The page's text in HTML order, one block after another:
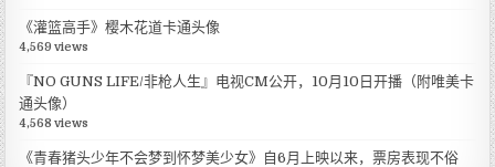
《灌篮高手》樱木花道卡通头像
4,569 views
『NO GUNS LIFE/非枪人生』电视CM公开，10月10日开播（附唯美卡
通头像）
4,568 views
《青春猪头少年不会梦到怀梦美少女》自6月上映以来，票房表现不俗